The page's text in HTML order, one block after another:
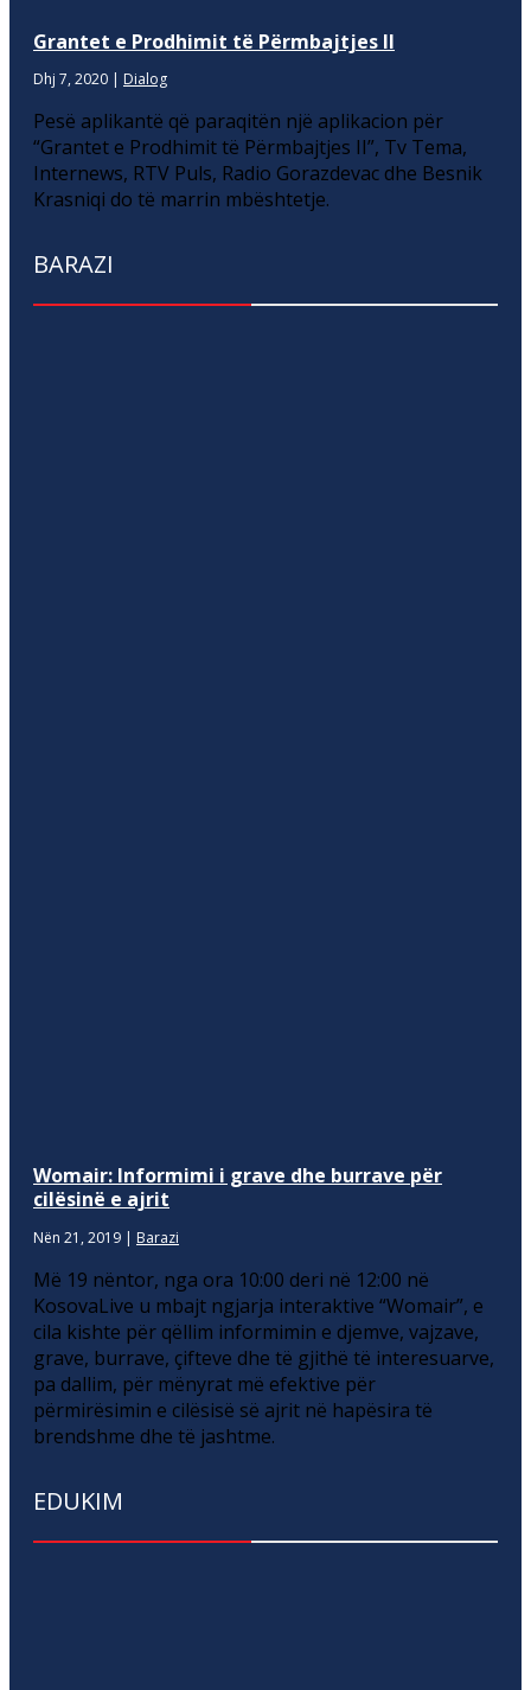
Grantet e Prodhimit të Përmbajtjes II
Dhj 7, 2020 | Dialog
Pesë aplikantë që paraqitën një aplikacion për
“Grantet e Prodhimit të Përmbajtjes II”, Tv Tema,
Internews, RTV Puls, Radio Gorazdevac dhe Besnik
Krasniqi do të marrin mbështetje.
BARAZI
Womair: Informimi i grave dhe burrave për
cilësinë e ajrit
Nën 21, 2019 | Barazi
Më 19 nëntor, nga ora 10:00 deri në 12:00 në
KosovaLive u mbajt ngjarja interaktive “Womair”, e
cila kishte për qëllim informimin e djemve, vajzave,
grave, burrave, çifteve dhe të gjithë të interesuarve,
pa dallim, për mënyrat më efektive për
përmirësimin e cilësisë së ajrit në hapësira të
brendshme dhe të jashtme.
EDUKIM